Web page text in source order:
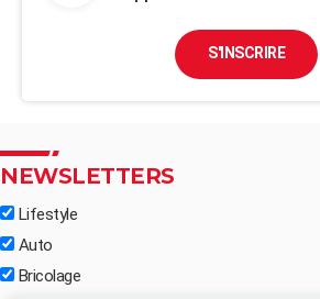
S'INSCRIRE
NEWSLETTERS
Lifestyle
Auto
Bricolage